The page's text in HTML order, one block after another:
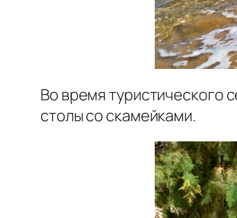
Во время туристического
столы со скамейками.